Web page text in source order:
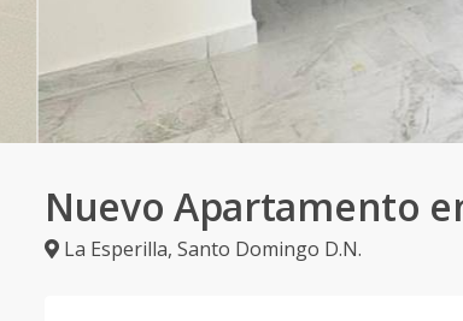
Nuevo Apartamento
La Esperilla, Santo Domingo D.N.